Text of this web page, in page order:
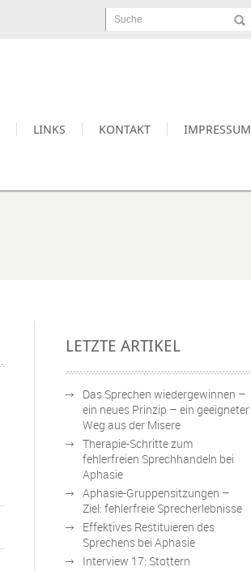
Suche
LINKS KONTAKT IMPRESSUM
LETZTE ARTIKEL
Das Sprechen wiedergewinnen –
ein neues Prinzip – ein geeigneter
Weg aus der Misere
Therapie-Schritte zum
fehlerfreien Sprechhandeln bei
Aphasie
Aphasie-Gruppensitzungen –
Ziel: fehlerfreie Sprecherlebnisse
Effektives Restituieren des
Sprechens bei Aphasie
Interview 17: Stottern